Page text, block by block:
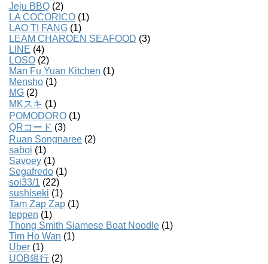
Jeju BBQ (2)
LA COCORICO (1)
LAO TI FANG (1)
LEAM CHAROEN SEAFOOD (3)
LINE (4)
LOSO (2)
Man Fu Yuan Kitchen (1)
Mensho (1)
MG (2)
MKスキ (1)
POMODORO (1)
QRコード (3)
Ruan Songnaree (2)
saboi (1)
Savoey (1)
Segafredo (1)
soi33/1 (22)
sushiseki (1)
Tam Zap Zap (1)
teppen (1)
Thong Smith Siamese Boat Noodle (1)
Tim Ho Wan (1)
Uber (1)
UOB銀行 (2)